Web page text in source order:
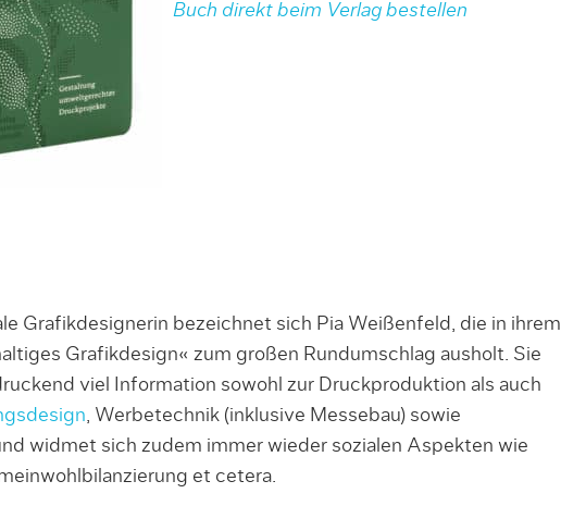
Buch direkt beim Verlag bestellen
Grafikdesignerin bezeichnet sich Pia Weißenfeld, die in ihrem
Grafikdesign« zum großen Rundumschlag ausholt. Sie
viel Information sowohl zur Druckproduktion als auch
, Werbetechnik (inklusive Messebau) sowie
widmet sich zudem immer wieder sozialen Aspekten wie
et cetera.